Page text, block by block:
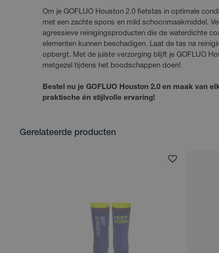
Om je GOFLUO Houston 2.0 fietstas in optimale
met een zachte spons en mild schoonmaakmiddel.
agressieve reinigingsproducten die de waterdichte
elementen kunnen beschadigen. Laat de tas na
opbergt. Met de juiste verzorging blijft je GOFLUO
metgezel tijdens het boodschappen doen!
Bestel nu je GOFLUO Houston 2.0 en maak van
praktische én stijlvolle ervaring!
Gerelateerde producten